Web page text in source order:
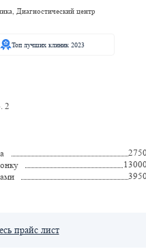
Диагностический центр
Топ лучших клиник 2023
2
прайс лист